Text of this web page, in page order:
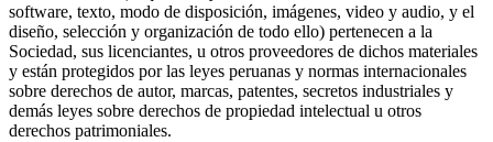
software, texto, modo de disposición, imágenes, video y audio, y el
diseño, selección y organización de todo ello) pertenecen a la
Sociedad, sus licenciantes, u otros proveedores de dichos materiales
y están protegidos por las leyes peruanas y normas internacionales
sobre derechos de autor, marcas, patentes, secretos industriales y
demás leyes sobre derechos de propiedad intelectual u otros
derechos patrimoniales.